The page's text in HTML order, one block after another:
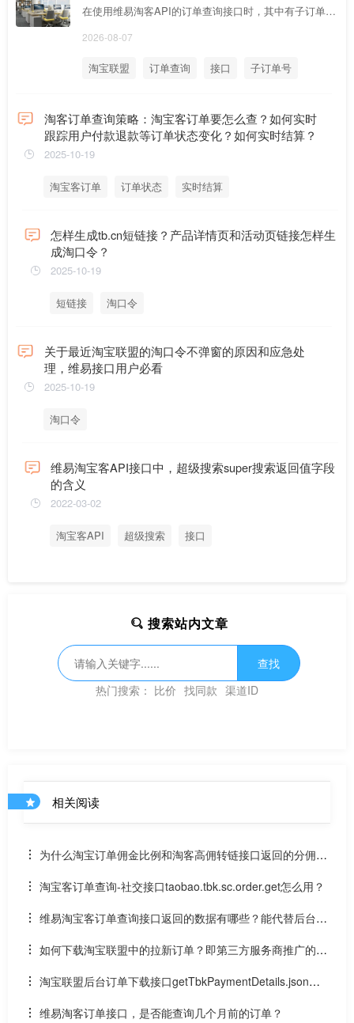
在使用维易淘客API的订单查询接口时，其中有子订单号
2026-08-07
淘宝联盟 订单查询 接口
子订单号
淘客订单查询策略：淘宝客订单要怎么查？如何实时
跟踪用户付款退款等订单状态变化？如何实时结算？
2025-10-19
淘宝客订单 订单状态 实时结算
怎样生成tb.cn短链接？产品详情页和活动页链接怎样生
成淘口令？
2025-10-19
短链接 淘口令
关于最近淘宝联盟的淘口令不弹窗的原因和应急处
理，维易接口用户必看
2025-10-19
淘口令
维易淘宝客API接口中，超级搜索super搜索返回值字段
的含义
2022-03-02
淘宝客API 超级搜索 接口
搜索站内文章
查找
热门搜索： 比价 找同款 渠道ID
相关阅读
为什么淘宝订单佣金比例和淘客高佣转链接口返回的分佣金
比例不一样
淘宝客订单查询-社交接口taobao.tbk.sc.order.get怎么用？
维易淘宝客订单查询接口返回的数据有哪些？能代替后台订
单下载接口吗？
如何下载淘宝联盟中的拉新订单？即第三方服务商推广的订
单接口
淘宝联盟后台订单下载接口getTbkPaymentDetails.json订
单接口返回值的含义
维易淘客订单接口，是否能查询几个月前的订单？